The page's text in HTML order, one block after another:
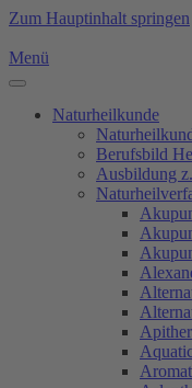
Zum Hauptinhalt springen
Menü
Naturheilkunde
Berufsbild
Ausbildung